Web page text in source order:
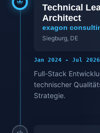
Technical
Architect
exagon
Siegburg, DE
Jan 2024 - Jul 2026
Full-Stack
technischer
Strategie.